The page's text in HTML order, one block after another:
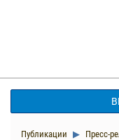
Публикации Пресс-